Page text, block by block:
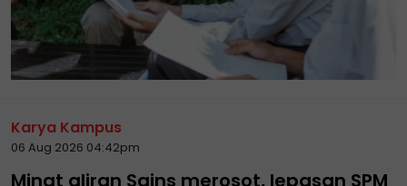
Karya Kampus
06 Aug 2026 04:42pm
Minat aliran Sains merosot, lepasan SPM